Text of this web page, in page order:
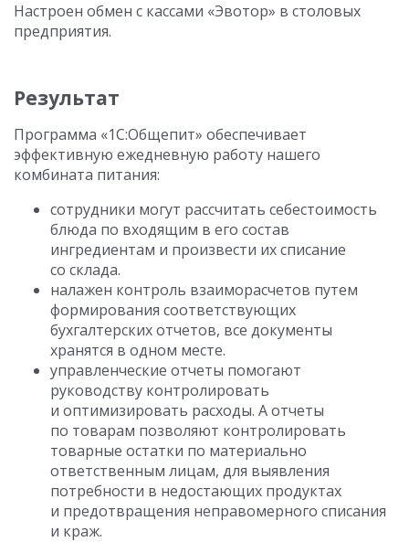
Настроен обмен с кассами «Эвотор» в столовых
предприятия.
Результат
Программа «1С:Общепит» обеспечивает
эффективную ежедневную работу нашего
комбината питания:
сотрудники могут рассчитать себестоимость
блюда по входящим в его состав
ингредиентам и произвести их списание
со склада.
налажен контроль взаиморасчетов путем
формирования соответствующих
бухгалтерских отчетов, все документы
хранятся в одном месте.
управленческие отчеты помогают
руководству контролировать
и оптимизировать расходы. А отчеты
по товарам позволяют контролировать
товарные остатки по материально
ответственным лицам, для выявления
потребности в недостающих продуктах
и предотвращения неправомерного списания
и краж.